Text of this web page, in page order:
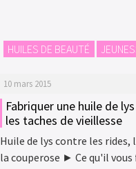
HUILES DE BEAUTÉ
10 mars 2015
Fabriquer une huile de
les taches de vieillesse
Huile de lys contre les rides,
la couperose ► Ce qu'il vous